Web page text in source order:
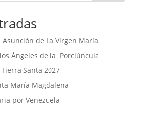
Asunción de La Virgen María
Ángeles de la Porciúncula
Santa 2027
María Magdalena
por Venezuela